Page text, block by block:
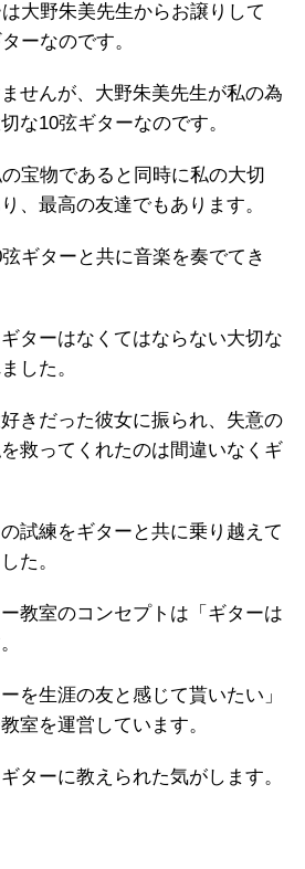
大野朱美先生からお譲りして
ーなのです。
せんが、大野朱美先生が私の為
な10弦ギターなのです。
宝物であると同時に私の大切
、最高の友達でもあります。
ギターと共に音楽を奏でてき
ターはなくてはならない大切な
した。
きだった彼女に振られ、失意の
救ってくれたのは間違いなくギ
試練をギターと共に乗り越えて
た。
教室のコンセプトは「ギターは
を生涯の友と感じて貰いたい」
室を運営しています。
ターに教えられた気がします。